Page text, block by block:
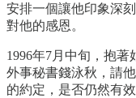
安排一個讓他印象深
對他的感恩。
1996年7月中旬，抱
外事秘書錢泳秋，請
的約定，是否仍然有效